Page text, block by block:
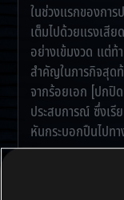
ในช่วงแรกของกา
เต็มไปด้วยแรงเสี
อย่างเข้มงวด แต่ท้
สำคัญในภารกิจสุ
จากร้อยเอก [ปกปิ
ประสบการณ์ ซึ่งเรี
หันกระบอกปืนไปทา